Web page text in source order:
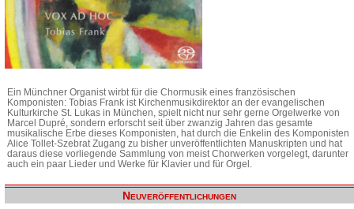
Ein Münchner Organist wirbt für die Chormusik eines französischen
Komponisten: Tobias Frank ist Kirchenmusikdirektor an der evangelischen
Kulturkirche St. Lukas in München, spielt nicht nur sehr gerne Orgelwerke von
Marcel Dupré, sondern erforscht seit über zwanzig Jahren das gesamte
musikalische Erbe dieses Komponisten, hat durch die Enkelin des Komponisten
Alice Tollet-Szebrat Zugang zu bisher unveröffentlichten Manuskripten und hat
daraus diese vorliegende Sammlung von meist Chorwerken vorgelegt, darunter
auch ein paar Lieder und Werke für Klavier und für Orgel.
Neuveröffentlichungen